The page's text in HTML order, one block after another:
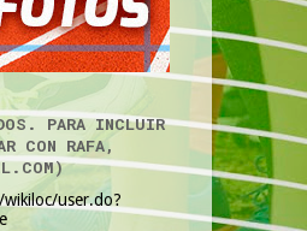
PARA INCLUIR
CON RAFA,
user.do?